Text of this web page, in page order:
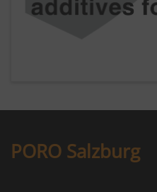
PORO Salzburg